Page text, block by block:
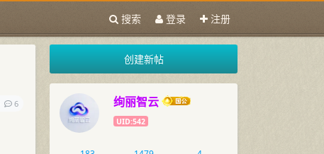
搜索 登录 注册
6
创建新帖
绚丽智云
UID:542